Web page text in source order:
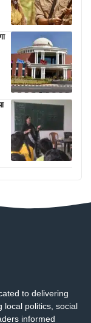
to delivering
local politics, social
informed